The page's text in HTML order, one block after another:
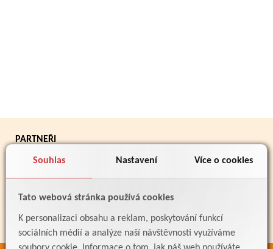
Souhlas Nastavení Více o cookies
Tato webová stránka používá cookies
K personalizaci obsahu a reklam, poskytování funkcí
sociálních médií a analýze naší návštěvnosti využíváme
PARTNEŘI